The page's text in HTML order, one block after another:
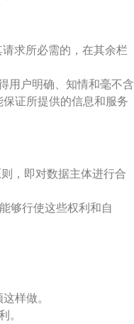
求所必需的，在其余栏
用户明确、知情和毫不含
证所提供的信息和服务
，即对数据主体进行合
够行使这些权利和自
样做。
。